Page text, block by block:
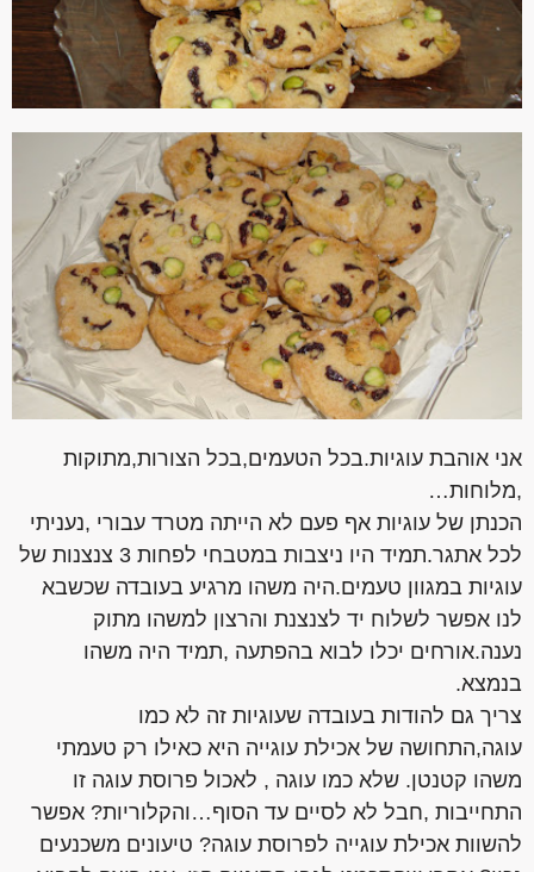
אני אוהבת עוגיות.בכל הטעמים,בכל הצורות,מתוקות
,מלוחות…
הכנתן של עוגיות אף פעם לא הייתה מטרד עבורי ,נעניתי
לכל אתגר.תמיד היו ניצבות במטבחי לפחות 3 צנצנות של
עוגיות במגוון טעמים.היה משהו מרגיע בעובדה שכשבא
לנו אפשר לשלוח יד לצנצנת והרצון למשהו מתוק
נענה.אורחים יכלו לבוא בהפתעה ,תמיד היה משהו
בנמצא.
צריך גם להודות בעובדה שעוגיות זה לא כמו
עוגה,התחושה של אכילת עוגייה היא כאילו רק טעמתי
משהו קטנטן. שלא כמו עוגה , לאכול פרוסת עוגה זו
התחייבות ,חבל לא לסיים עד הסוף…והקלוריות? אפשר
להשוות אכילת עוגייה לפרוסת עוגה? טיעונים משכנעים